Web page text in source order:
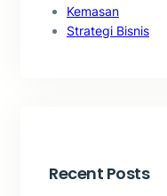
Kemasan
Strategi Bisnis
Recent Posts